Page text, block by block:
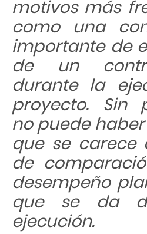
motivos más
como una
importante de
de un
durante la
proyecto. Sin
no puede
que se carece
de
desempeño
que se da
ejecución.